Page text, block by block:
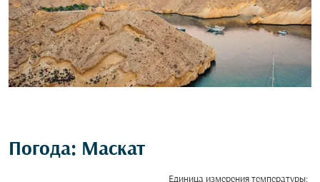
Погода: Маскат
Единица измерения температуры: